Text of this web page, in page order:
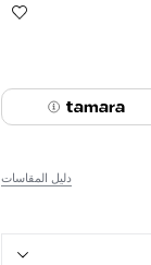
دليل المقاسات